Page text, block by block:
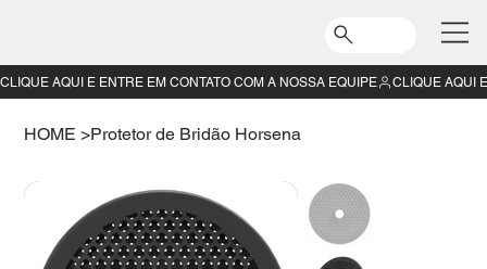
HOME >Protetor de Bridão Horsena
CLIQUE AQUI E ENTRE EM CONTATO COM A NOSSA EQUIPE